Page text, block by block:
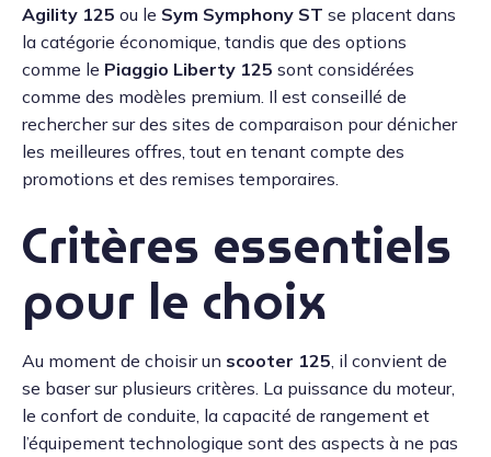
Agility 125 ou le Sym Symphony ST se placent dans
la catégorie économique, tandis que des options
comme le Piaggio Liberty 125 sont considérées
comme des modèles premium. Il est conseillé de
rechercher sur des sites de comparaison pour dénicher
les meilleures offres, tout en tenant compte des
promotions et des remises temporaires.
Critères essentiels
pour le choix
Au moment de choisir un scooter 125 , il convient de
se baser sur plusieurs critères. La puissance du moteur,
le confort de conduite, la capacité de rangement et
l’équipement technologique sont des aspects à ne pas